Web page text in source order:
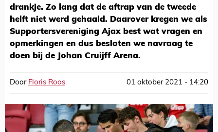
drankje. Zo lang dat de aftrap van de tweede
helft niet werd gehaald. Daarover kregen we als
Supportersvereniging Ajax best wat vragen en
opmerkingen en dus besloten we navraag te
doen bij de Johan Cruijff Arena.
Door Floris Roos 01 oktober 2021 - 14:20